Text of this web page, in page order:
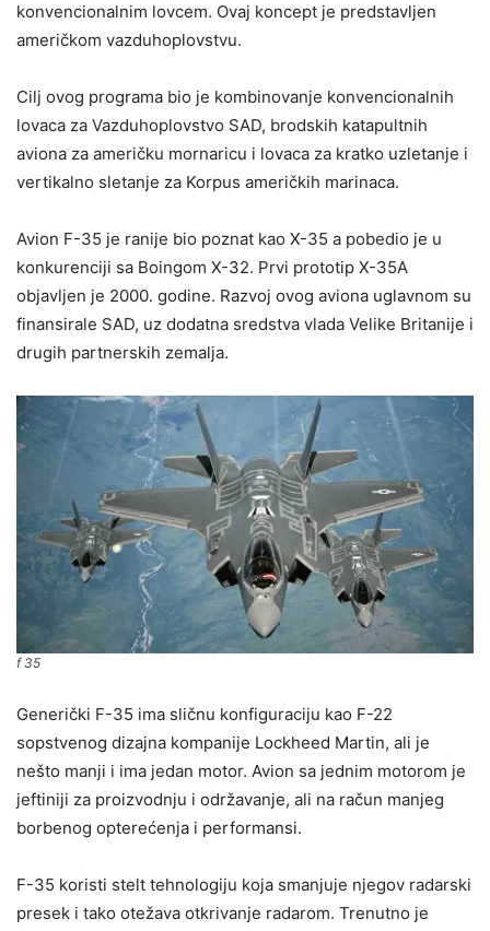
konvencionalnim lovcem. Ovaj koncept je predstavljen
američkom vazduhoplovstvu.
Cilj ovog programa bio je kombinovanje konvencionalnih
lovaca za Vazduhoplovstvo SAD, brodskih katapultnih
aviona za američku mornaricu i lovaca za kratko uzletanje i
vertikalno sletanje za Korpus američkih marinaca.
Avion F-35 je ranije bio poznat kao X-35 a pobedio je u
konkurenciji sa Boingom X-32. Prvi prototip X-35A
objavljen je 2000. godine. Razvoj ovog aviona uglavnom su
finansirale SAD, uz dodatna sredstva vlada Velike Britanije i
drugih partnerskih zemalja.
f 35
Generički F-35 ima sličnu konfiguraciju kao F-22
sopstvenog dizajna kompanije Lockheed Martin, ali je
nešto manji i ima jedan motor. Avion sa jednim motorom je
jeftiniji za proizvodnju i održavanje, ali na račun manjeg
borbenog opterećenja i performansi.
F-35 koristi stelt tehnologiju koja smanjuje njegov radarski
presek i tako otežava otkrivanje radarom. Trenutno je